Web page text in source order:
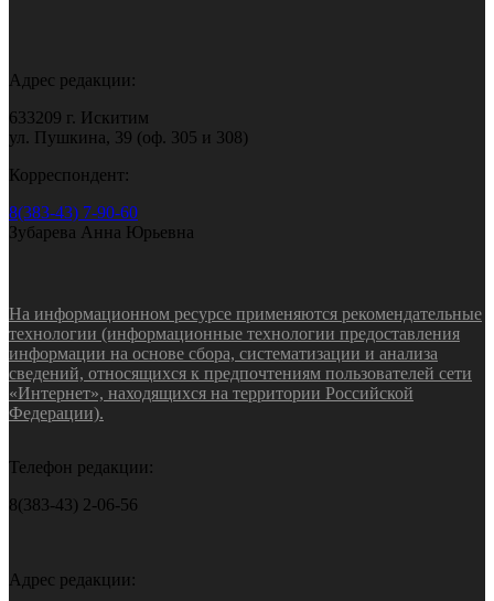
Адрес редакции:
633209 г. Искитим
ул. Пушкина, 39 (оф. 305 и 308)
Корреспондент:
8(383-43) 7-90-60
Зубарева Анна Юрьевна
На информационном ресурсе применяются рекомендательные
технологии (информационные технологии предоставления
информации на основе сбора, систематизации и анализа
сведений, относящихся к предпочтениям пользователей сети
«Интернет», находящихся на территории Российской
Федерации).
Телефон редакции:
8(383-43) 2-06-56
Адрес редакции: